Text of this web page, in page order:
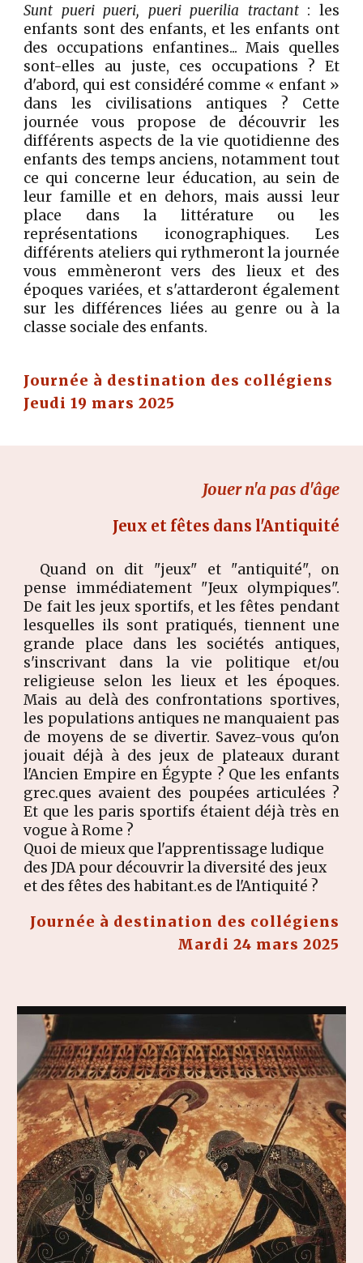
Sunt pueri pueri, pueri puerilia tractant: les
enfants sont des enfants, et les enfants ont
des occupations enfantines... Mais quelles
sont-elles au juste, ces occupations ? Et
d'abord, qui est considéré comme « enfant »
dans les civilisations antiques ? Cette
journée vous propose de découvrir les
différents aspects de la vie quotidienne des
enfants des temps anciens, notamment tout
ce qui concerne leur éducation, au sein de
leur famille et en dehors, mais aussi leur
place dans la littérature ou les
représentations iconographiques. Les
différents ateliers qui rythmeront la journée
vous emmèneront vers des lieux et des
époques variées, et s'attarderont également
sur les différences liées au genre ou à la
classe sociale des enfants.
Journée à destination des collégiens
Jeudi 19 mars 2025
Jouer n'a pas d'âge
Jeux et fêtes dans l'Antiquité
Quand on dit "jeux" et "antiquité", on
pense immédiatement "Jeux olympiques".
De fait les jeux sportifs, et les fêtes pendant
lesquelles ils sont pratiqués, tiennent une
grande place dans les sociétés antiques,
s'inscrivant dans la vie politique et/ou
religieuse selon les lieux et les époques.
Mais au delà des confrontations sportives,
les populations antiques ne manquaient pas
de moyens de se divertir. Savez-vous qu'on
jouait déjà à des jeux de plateaux durant
l'Ancien Empire en Égypte ? Que les enfants
grec.ques avaient des poupées articulées ?
Et que les paris sportifs étaient déjà très en
vogue à Rome ?
Quoi de mieux que l'apprentissage ludique
des JDA pour découvrir la diversité des jeux
et des fêtes des habitant.es de l'Antiquité ?
Journée à destination des collégiens
Mardi 24 mars 2025